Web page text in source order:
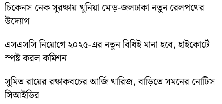
চিকেনস নেক সুরক্ষায় খুনিয়া মোড়-জলঢাকা নতুন রেলপথের
উদ্যোগ
এসএসসি নিয়োগে ২০২৫-এর নতুন বিধিই মানা হবে, হাইকোর্টে
স্পষ্ট করল কমিশন
সুমিত রায়ের রক্ষাকবচের আর্জি খারিজ, বাড়িতে সমনের নোটিস
সিআইডির